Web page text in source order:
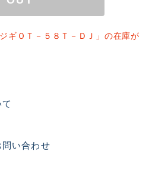
ギＯＴ－５８Ｔ－ＤＪ」の在庫が
い合わせ